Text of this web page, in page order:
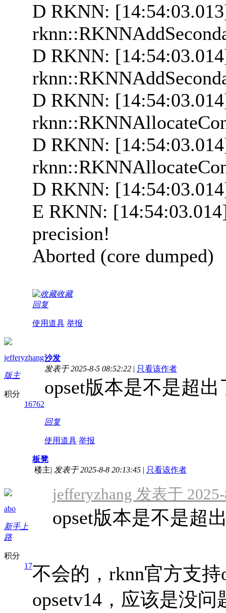
D RKNN:
D RKNN:
D RKNN:
D RKNN:
D RKNN:
E RKNN:
precision!
Aborted (core dumped)
收藏
回复
使用道具 举报
jefferyzhang
版主
积分
16762
沙发
发表于 2025-8-5 08:52:22 | 只看该作者
opset版本是不是超
回复
使用道具 举报
abo
新手上
路
积分
17
板凳
楼主| 发表于 2025-8-8 20:13:45 | 只看该作者
jefferyzhang 发表于
opset版本是不是超
不会的，rknn官方支
opsetv14，应该是没问